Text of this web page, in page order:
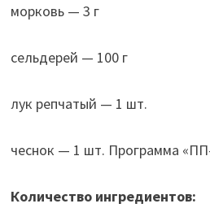
морковь — 3 г
сельдерей — 100 г
лук репчатый — 1 шт.
чеснок — 1 шт. Программа
Количество ингредиентов: